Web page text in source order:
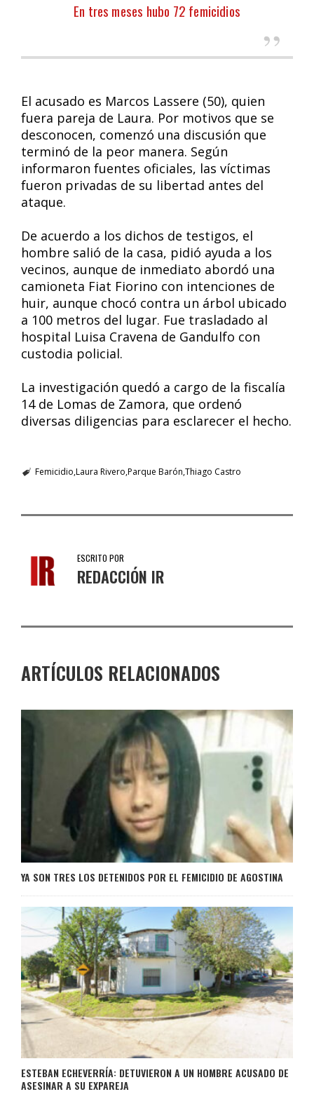
En tres meses hubo 72 femicidios
El acusado es Marcos Lassere (50), quien
fuera pareja de Laura. Por motivos que se
desconocen, comenzó una discusión que
terminó de la peor manera. Según
informaron fuentes oficiales, las víctimas
fueron privadas de su libertad antes del
ataque.
De acuerdo a los dichos de testigos, el
hombre salió de la casa, pidió ayuda a los
vecinos, aunque de inmediato abordó una
camioneta Fiat Fiorino con intenciones de
huir, aunque chocó contra un árbol ubicado
a 100 metros del lugar. Fue trasladado al
hospital Luisa Cravena de Gandulfo con
custodia policial.
La investigación quedó a cargo de la fiscalía
14 de Lomas de Zamora, que ordenó
diversas diligencias para esclarecer el hecho.
Femicidio Laura Rivero Parque Barón Thiago Castro
ESCRITO POR
REDACCIÓN IR
ARTÍCULOS RELACIONADOS
YA SON TRES LOS DETENIDOS POR EL FEMICIDIO DE AGOSTINA
ESTEBAN ECHEVERRÍA: DETUVIERON A UN HOMBRE ACUSADO DE
ASESINAR A SU EXPAREJA